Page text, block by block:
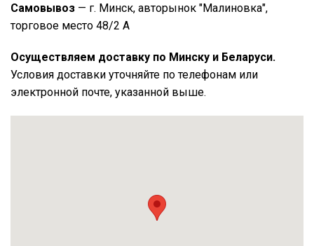
Самовывоз — г. Минск, авторынок "Малиновка",
торговое место 48/2 А
Осуществляем доставку по Минску и Беларуси.
Условия доставки уточняйте по телефонам или
электронной почте, указанной выше.